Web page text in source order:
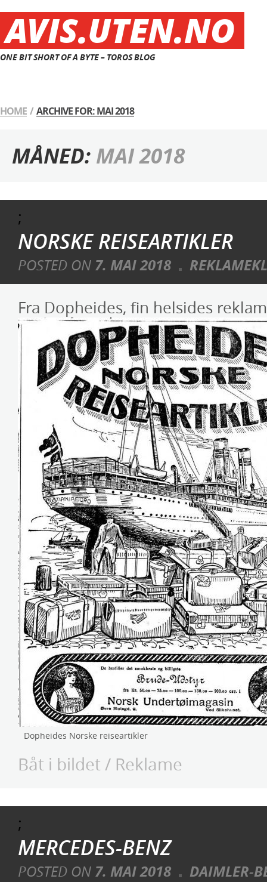
AVIS.UTEN.NO
ONE BIT SHORT OF A BYTE – TOROS BLOG
HOME /ARCHIVE FOR: MAI 2018
MÅNED: MAI 2018
;
NORSKE REISEARTIKLER
POSTED ON 7. MAI 2018
Fra Dopheides, fin helsides
Dopheides Norske reiseartikler
Båt i bildet / Reklame
;
MERCEDES-BENZ
POSTED ON 7. MAI 2018 DAIMLER-